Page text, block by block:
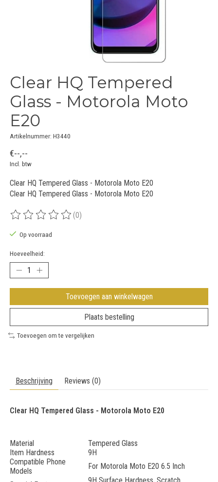
Clear HQ Tempered
Glass - Motorola Moto
E20
Artikelnummer: H3440
€--,--
Incl. btw
Clear HQ Tempered Glass - Motorola Moto E20
Clear HQ Tempered Glass - Motorola Moto E20
De beoordeling van dit product is
(0)
Op voorraad
Hoeveelheid:
Toevoegen aan winkelwagen
Plaats bestelling
Toevoegen om te vergelijken
Beschrijving Reviews (0)
Clear HQ Tempered Glass - Motorola Moto E20
Material
Tempered Glass
Item Hardness
9H
Compatible Phone
Models
For Motorola Moto E20 6.5 Inch